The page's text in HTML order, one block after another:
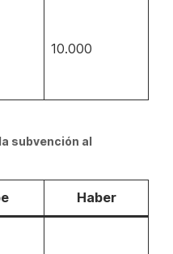
10.000
subvención al
Haber